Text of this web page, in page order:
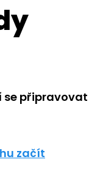
se připravovat
začít